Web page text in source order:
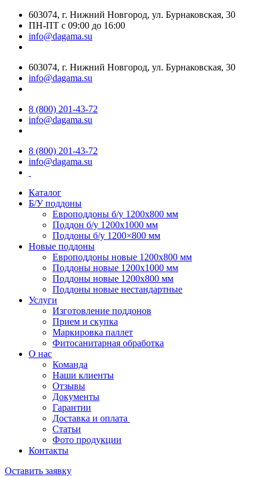
603074, г. Нижний Новгород, ул. Бурнаковская, 30
ПН-ПТ с 09:00 до 16:00
info@dagama.su
603074, г. Нижний Новгород, ул. Бурнаковская, 30
info@dagama.su
8 (800) 201-43-72
info@dagama.su
8 (800) 201-43-72
info@dagama.su
Каталог
Б/У поддоны
Европоддоны б/у 1200х800 мм
Поддон б/у 1200х1000 мм
Поддоны б/у 1200×800 мм
Новые поддоны
Европоддоны новые 1200х800 мм
Поддоны новые 1200х1000 мм
Поддоны новые 1200х800 мм
Поддоны новые нестандартные
Услуги
Изготовление поддонов
Прием и скупка
Маркировка паллет
Фитосанитарная обработка
О нас
Команда
Наши клиенты
Отзывы
Документы
Гарантии
Доставка и оплата
Статьи
Фото продукции
Контакты
Оставить заявку